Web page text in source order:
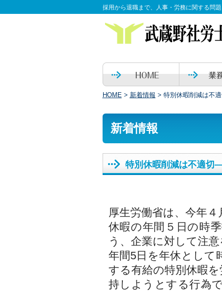
採用から退職まで、人事・労務に関する問
HOME> 新着情報 > 特別休暇削減は不
新着情報
特別休暇削減は不適切
厚生労働省は、今年
休暇の年間５日の時
う、企業に対して注
年間5日を年休として
する有給の特別休暇
持しようとする行為